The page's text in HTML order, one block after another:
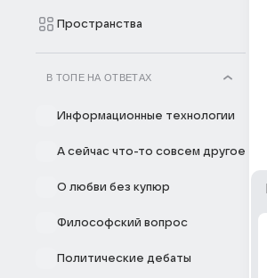
Пространства
В ТОПЕ НА ОТВЕТАХ
Информационные технологии
А сейчас что-то совсем другое
О любви без купюр
Философский вопрос
Политические дебаты